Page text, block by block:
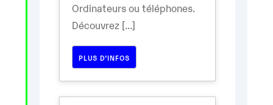
Ordinateurs ou téléphones.
Découvrez [...]
PLUS D’INFOS